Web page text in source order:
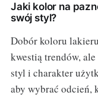
Jaki kolor na
swój styl?
Dobór koloru
kwestią trendów,
styl i charakter
aby wybrać odcień,